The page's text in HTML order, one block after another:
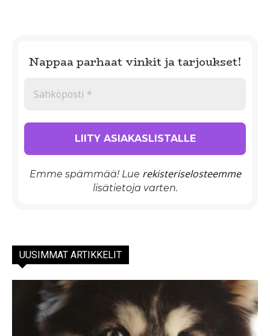
Nappaa parhaat vinkit ja tarjoukset!
Emme spämmää! Lue rekisteriselosteemme
lisätietoja varten.
UUSIMMAT ARTIKKELIT